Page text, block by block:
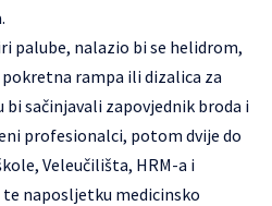
palube, nalazio bi se helidrom,
rampa ili dizalica za
bi sačinjavali zapovjednik broda i
profesionalci, potom dvije do
Veleučilišta, HRM-a i
naposljetku medicinsko